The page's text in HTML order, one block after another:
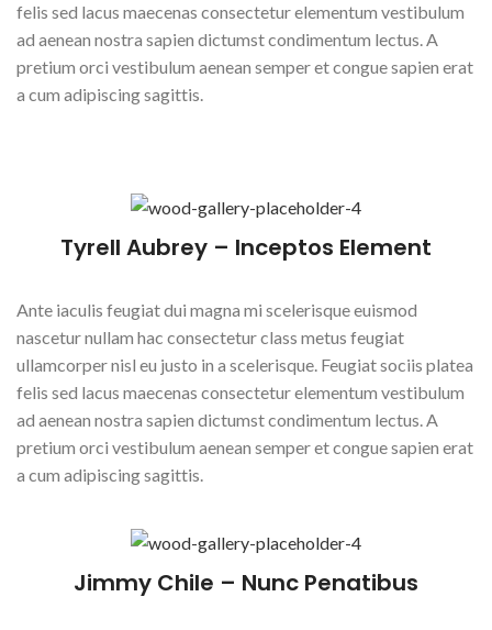
felis sed lacus maecenas consectetur elementum vestibulum
ad aenean nostra sapien dictumst condimentum lectus. A
pretium orci vestibulum aenean semper et congue sapien erat
a cum adipiscing sagittis.
Tyrell Aubrey – Inceptos Element
Ante iaculis feugiat dui magna mi scelerisque euismod
nascetur nullam hac consectetur class metus feugiat
ullamcorper nisl eu justo in a scelerisque. Feugiat sociis platea
felis sed lacus maecenas consectetur elementum vestibulum
ad aenean nostra sapien dictumst condimentum lectus. A
pretium orci vestibulum aenean semper et congue sapien erat
a cum adipiscing sagittis.
Jimmy Chile – Nunc Penatibus